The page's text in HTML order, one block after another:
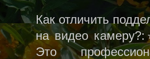
Как отличить
на видео
Это